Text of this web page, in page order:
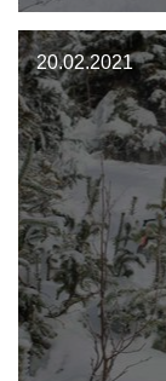
20.02.2021